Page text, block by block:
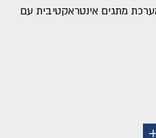
מתגים אינטראקטיבית עם